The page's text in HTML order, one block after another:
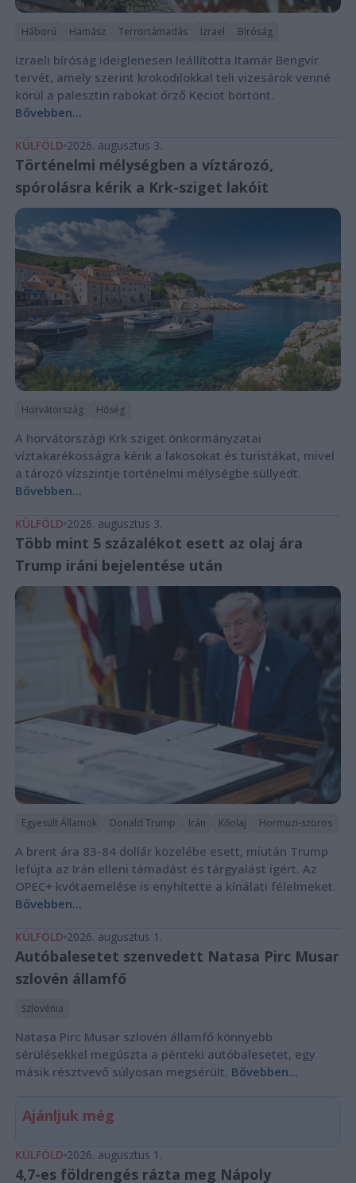
Háború Hamász Terrortámadás Izrael Bíróság
Izraeli bíróság ideiglenesen leállította Itamár Bengvír
tervét, amely szerint krokodilokkal teli vizesárok venné
körül a palesztin rabokat őrző Keciot börtönt.
Bővebben...
KÜLFÖLD 2026. augusztus 3.
Történelmi mélységben a víztározó,
spórolásra kérik a Krk-sziget lakóit
Horvátország Hőség
A horvátországi Krk sziget önkormányzatai
víztakarékosságra kérik a lakosokat és turistákat, mivel
a tározó vízszintje történelmi mélységbe süllyedt.
Bővebben...
KÜLFÖLD 2026. augusztus 3.
Több mint 5 százalékot esett az olaj ára
Trump iráni bejelentése után
Egyesült Államok Donald Trump Irán Kőolaj Hormuzi-szoros
A brent ára 83-84 dollár közelébe esett, miután Trump
lefújta az Irán elleni támadást és tárgyalást ígért. Az
OPEC+ kvótaemelése is enyhítette a kínálati félelmeket.
Bővebben...
KÜLFÖLD 2026. augusztus 1.
Autóbalesetet szenvedett Natasa Pirc Musar
szlovén államfő
Szlovénia
Natasa Pirc Musar szlovén államfő könnyebb
sérülésekkel megúszta a pénteki autóbalesetet, egy
másik résztvevő súlyosan megsérült. Bővebben...
Ajánljuk még
KÜLFÖLD 2026. augusztus 1.
4,7-es földrengés rázta meg Nápoly